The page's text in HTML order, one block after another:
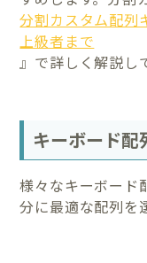
分割カスタム配列
上級者まで
』で詳しく解説し
キーボード配
様々なキーボード
分に最適な配列を